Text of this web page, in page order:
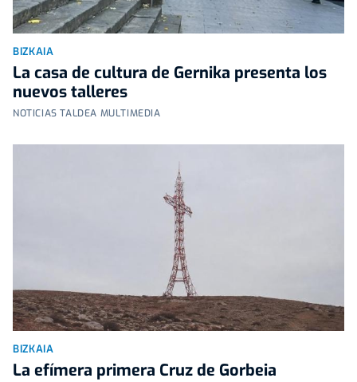
BIZKAIA
La casa de cultura de Gernika presenta los
nuevos talleres
NOTICIAS TALDEA MULTIMEDIA
BIZKAIA
La efímera primera Cruz de Gorbeia